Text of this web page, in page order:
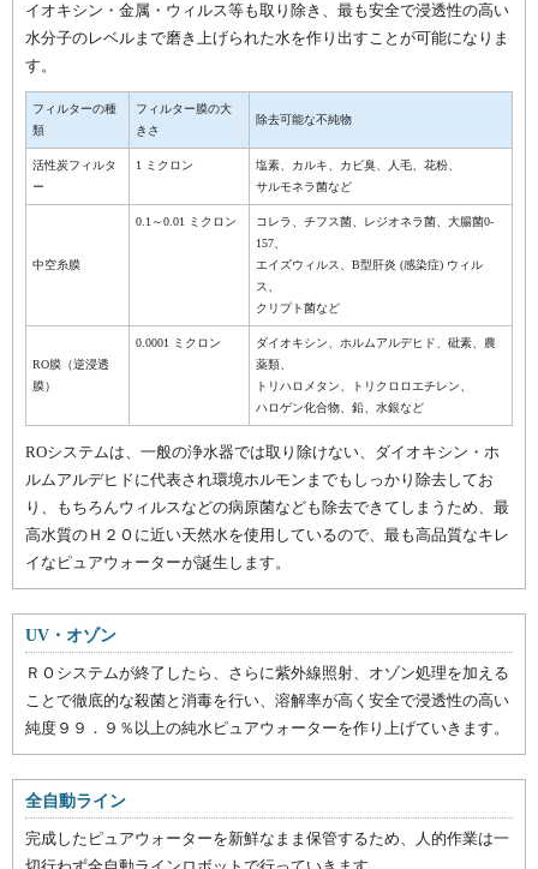
イオキシン・金属・ウィルス等も取り除き、最も安全で浸透性の高い
水分子のレベルまで磨き上げられた水を作り出すことが可能になりま
す。
フィルターの種
類
フィルター膜の大
きさ
除去可能な不純物
活性炭フィルタ
ー
1 ミクロン
塩素、カルキ、カビ臭、人毛、花粉、
サルモネラ菌など
中空糸膜
0.1～0.01 ミクロン
コレラ、チフス菌、レジオネラ菌、大腸菌0-
157、
エイズウィルス、B型肝炎 (感染症) ウィル
ス、
クリプト菌など
RO膜（逆浸透
膜）
0.0001 ミクロン
ダイオキシン、ホルムアルデヒド、砒素、農
薬類、
トリハロメタン、トリクロロエチレン、
ハロゲン化合物、鉛、水銀など
ROシステムは、一般の浄水器では取り除けない、ダイオキシン・ホ
ルムアルデヒドに代表され環境ホルモンまでもしっかり除去してお
り、もちろんウィルスなどの病原菌なども除去できてしまうため、最
高水質のＨ２Ｏに近い天然水を使用しているので、最も高品質なキレ
イなピュアウォーターが誕生します。
UV・オゾン
ＲＯシステムが終了したら、さらに紫外線照射、オゾン処理を加える
ことで徹底的な殺菌と消毒を行い、溶解率が高く安全で浸透性の高い
純度９９．９％以上の純水ピュアウォーターを作り上げていきます。
全自動ライン
完成したピュアウォーターを新鮮なまま保管するため、人的作業は一